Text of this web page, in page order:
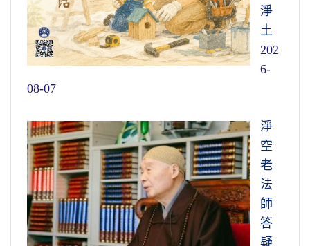
淨
土
202
6-
08-07
淨
空
老
法
師
答
疑